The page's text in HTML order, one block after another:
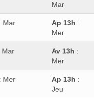
Mar
: Mar Ap 13h :
Mer
Mar Av 13h :
Mer
: Mer Ap 13h :
Jeu